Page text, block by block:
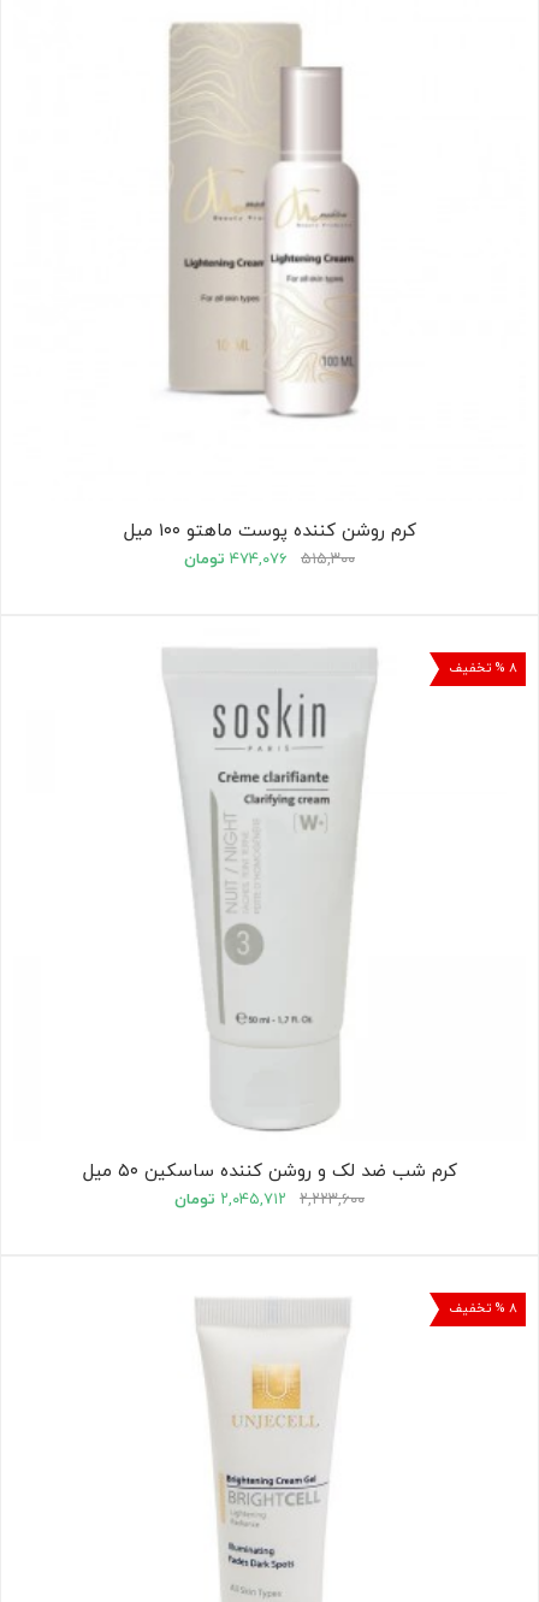
کرم روشن کننده پوست ماهتو ۱۰۰ میل
۵۱۵,۳۰۰ ۴۷۴,۰۷۶ تومان
۸ % تخفیف
کرم شب ضد لک و روشن کننده ساسکین ۵۰ میل
۲,۲۲۳,۶۰۰ ۲,۰۴۵,۷۱۲ تومان
۸ % تخفیف